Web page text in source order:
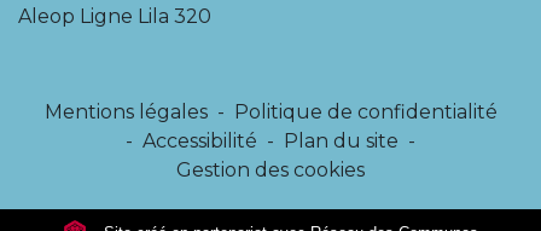
Aleop Ligne Lila 320
Mentions légales - Politique de confidentialité
- Accessibilité - Plan du site -
Gestion des cookies